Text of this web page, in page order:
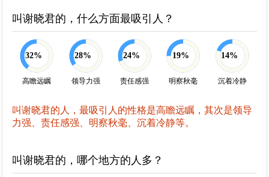
叫谢晓君的，什么方面最吸引人？
32%
高瞻远瞩
28%
领导力强
24%
责任感强
19%
明察秋毫
14%
沉着冷静
叫谢晓君的人，最吸引人的性格是高瞻远瞩，其次是领导
力强、责任感强、明察秋毫、沉着冷静等。
叫谢晓君的，哪个地方的人多？